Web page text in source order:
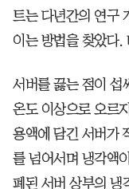
트는 다년간의 연구
이는 방법을 찾았다.
서버를 끓는 점이 섭
온도 이상으로 오르
용액에 담긴 서버가
를 넘어서며 냉각액
폐된 서버 상부의 냉